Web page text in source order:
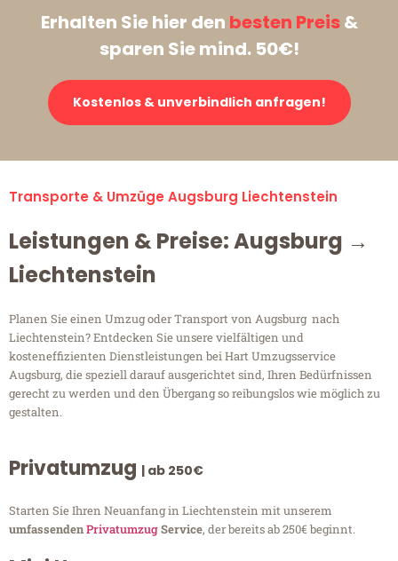
Erhalten Sie hier den besten Preis&
sparen Sie mind. 50€!
Kostenlos & unverbindlich anfragen!
Transporte & Umzüge Augsburg Liechtenstein
Leistungen & Preise: Augsburg →
Liechtenstein
Planen Sie einen Umzug oder Transport von Augsburg nach
Liechtenstein? Entdecken Sie unsere vielfältigen und
kosteneffizienten Dienstleistungen bei Hart Umzugsservice
Augsburg, die speziell darauf ausgerichtet sind, Ihren Bedürfnissen
gerecht zu werden und den Übergang so reibungslos wie möglich zu
gestalten.
Privatumzug | ab 250€
Starten Sie Ihren Neuanfang in Liechtenstein mit unserem
umfassendenPrivatumzugService, der bereits ab 250€ beginnt.